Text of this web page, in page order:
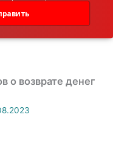
о возврате денег